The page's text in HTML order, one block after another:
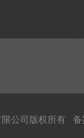
限公司版权所有 备